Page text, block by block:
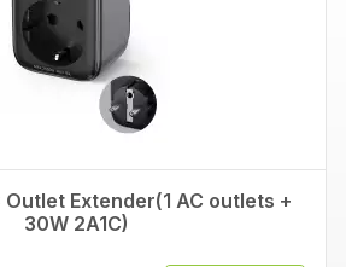
Outlet Extender(1 AC outlets +
30W 2A1C)